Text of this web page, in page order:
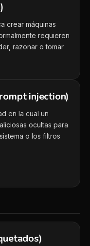
crear máquinas
requieren
razonar o tomar
injection)
en la cual un
ocultas para
o los filtros